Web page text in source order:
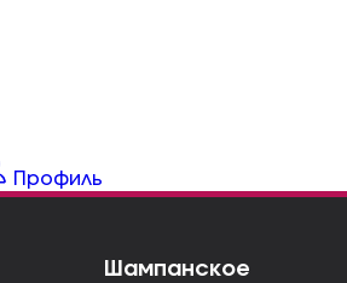
Профиль
Шампанское